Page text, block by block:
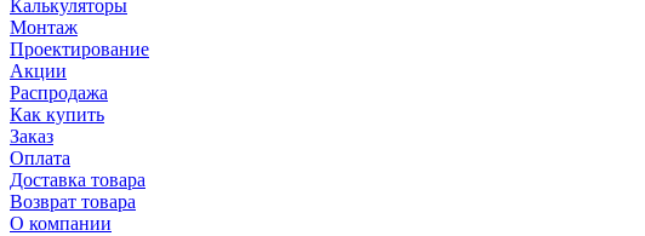
Калькуляторы
Монтаж
Проектирование
Акции
Распродажа
Как купить
Заказ
Оплата
Доставка товара
Возврат товара
О компании